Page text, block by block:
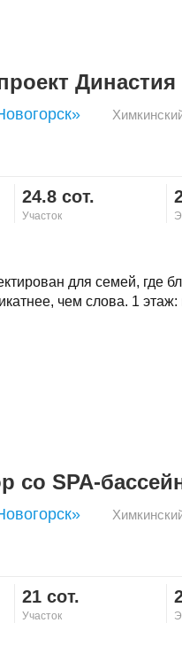
Династия
24.8 сот.
Участок
для семей, где
чем слова. 1 этаж:
со SPA-
21 сот.
Участок